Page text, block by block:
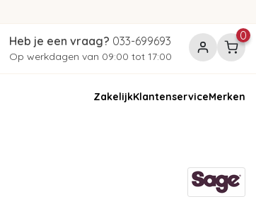
Heb je een vraag? 033-699693
Op werkdagen van 09:00 tot 17:00
0
ZakelijkKlantenserviceMerken